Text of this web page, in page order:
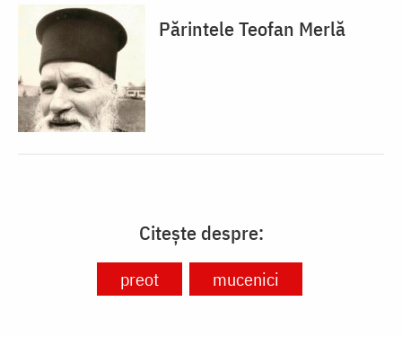
Părintele Teofan Merlă
Citește despre:
preot mucenici